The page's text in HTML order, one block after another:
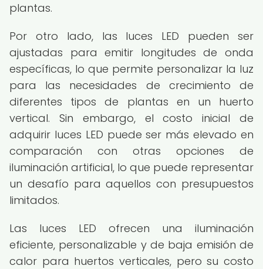
plantas.
Por otro lado, las luces LED pueden ser
ajustadas para emitir longitudes de onda
específicas, lo que permite personalizar la luz
para las necesidades de crecimiento de
diferentes tipos de plantas en un huerto
vertical. Sin embargo, el costo inicial de
adquirir luces LED puede ser más elevado en
comparación con otras opciones de
iluminación artificial, lo que puede representar
un desafío para aquellos con presupuestos
limitados.
Las luces LED ofrecen una iluminación
eficiente, personalizable y de baja emisión de
calor para huertos verticales, pero su costo